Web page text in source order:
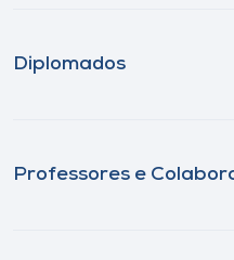
Diplomados
Professores e